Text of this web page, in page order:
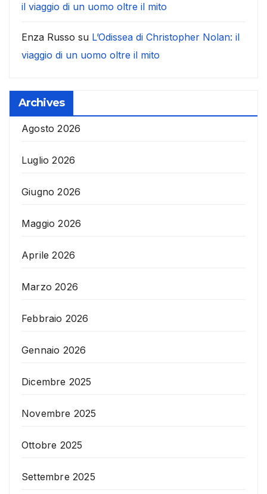
il viaggio di un uomo oltre il mito
Enza Russo su L’Odissea di Christopher Nolan: il
viaggio di un uomo oltre il mito
Archives
Agosto 2026
Luglio 2026
Giugno 2026
Maggio 2026
Aprile 2026
Marzo 2026
Febbraio 2026
Gennaio 2026
Dicembre 2025
Novembre 2025
Ottobre 2025
Settembre 2025